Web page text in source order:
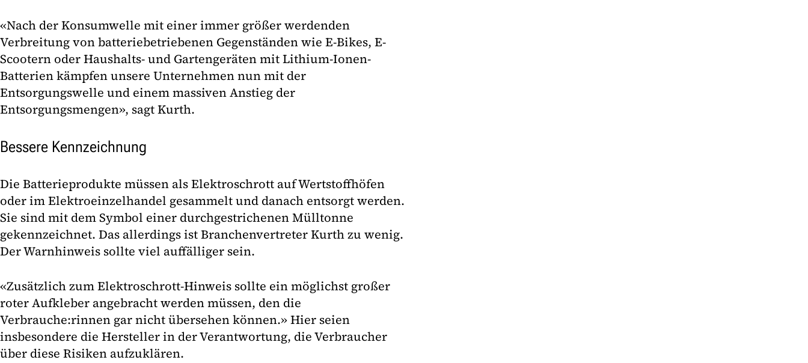
«Nach der Konsumwelle mit einer immer größer werdenden
Verbreitung von batteriebetriebenen Gegenständen wie E-Bikes, E-
Scootern oder Haushalts- und Gartengeräten mit Lithium-Ionen-
Batterien kämpfen unsere Unternehmen nun mit der
Entsorgungswelle und einem massiven Anstieg der
Entsorgungsmengen», sagt Kurth.
Bessere Kennzeichnung
Die Batterieprodukte müssen als Elektroschrott auf Wertstoffhöfen
oder im Elektroeinzelhandel gesammelt und danach entsorgt werden.
Sie sind mit dem Symbol einer durchgestrichenen Mülltonne
gekennzeichnet. Das allerdings ist Branchenvertreter Kurth zu wenig.
Der Warnhinweis sollte viel auffälliger sein.
«Zusätzlich zum Elektroschrott-Hinweis sollte ein möglichst großer
roter Aufkleber angebracht werden müssen, den die
Verbrauche:rinnen gar nicht übersehen können.» Hier seien
insbesondere die Hersteller in der Verantwortung, die Verbraucher
über diese Risiken aufzuklären.